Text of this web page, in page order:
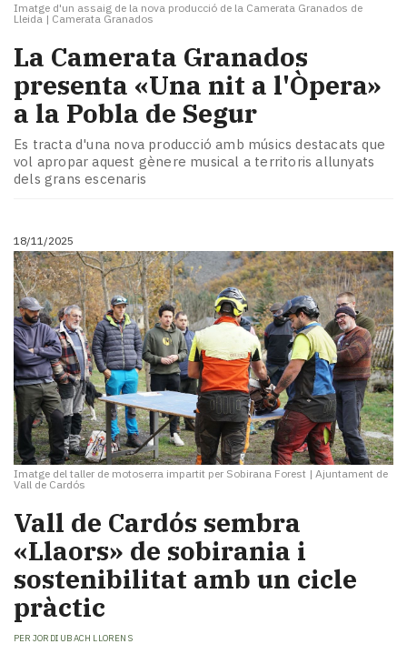
Imatge d'un assaig de la nova producció de la Camerata Granados de
Lleida | Camerata Granados
La Camerata Granados
presenta «Una nit a l'Òpera»
a la Pobla de Segur
Es tracta d'una nova producció amb músics destacats que
vol apropar aquest gènere musical a territoris allunyats
dels grans escenaris
18/11/2025
Imatge del taller de motoserra impartit per Sobirana Forest | Ajuntament de
Vall de Cardós
Vall de Cardós sembra
«Llaors» de sobirania i
sostenibilitat amb un cicle
pràctic
PER JORDI UBACH LLORENS